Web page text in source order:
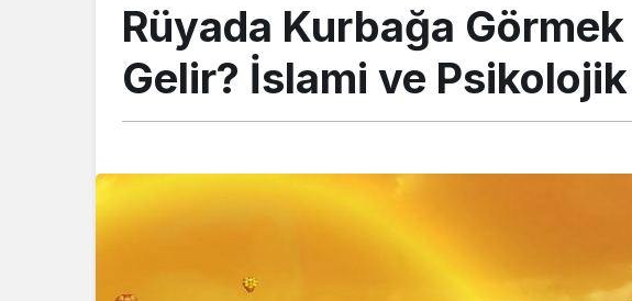
Rüyada Kurbağa
Gelir? İslami ve
Kataloğu… Bu Hafta Hangi